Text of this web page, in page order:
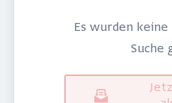
Es wurden
Suche